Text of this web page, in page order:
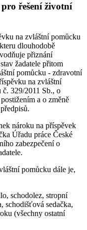
řešení životní
na zvláštní pomůcku
dlouhodobě
přiznání
žadatele přitom
pomůcku - zdravotní
na zvláštní
329/2011 Sb., o
a o změně
nároku na příspěvek
Úřadu práce České
zabezpečení o
pomůcku dále je,
schodolez, stropní
schodišťová sedačka,
(všechny ostatní